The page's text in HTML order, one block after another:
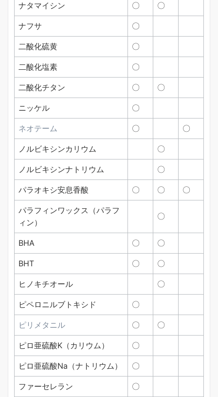
ナタマイシン 〇 〇
ナフサ 〇
二酸化硫黄 〇
二酸化塩素 〇
二酸化チタン 〇 〇
ニッケル 〇
ネオテーム 〇 〇
ノルビキシンカリウム 〇
ノルビキシンナトリウム 〇
パラオキシ安息香酸 〇 〇 〇
パラフィンワックス（パラフ
ィン）
〇
BHA 〇 〇
BHT 〇 〇
ヒノキチオール 〇
ピペロニルブトキシド 〇
ピリメタニル 〇 〇
ピロ亜硫酸K（カリウム） 〇
ピロ亜硫酸Na（ナトリウム） 〇
ファーセレラン 〇